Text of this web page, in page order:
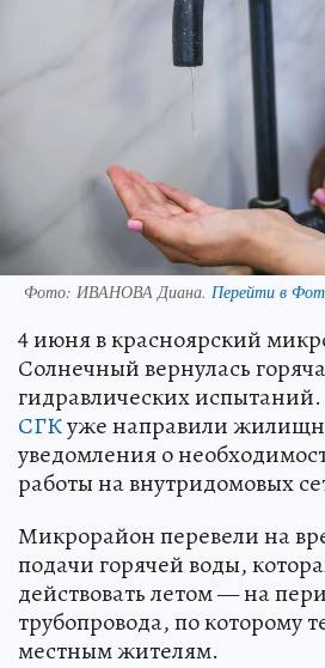
Фото: ИВАНОВА Диана. Перейти в
4 июня в красноярский
Солнечный вернулась
гидравлических
СГКуже направили
уведомления о
работы на внутридомовых
Микрорайон перевели на
подачи горячей воды,
действовать летом — на
трубопровода, по которому
местным жителям.